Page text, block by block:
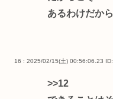
あるわけだか
16 : 2025/02/15(土) 00:56:06.23
>>12